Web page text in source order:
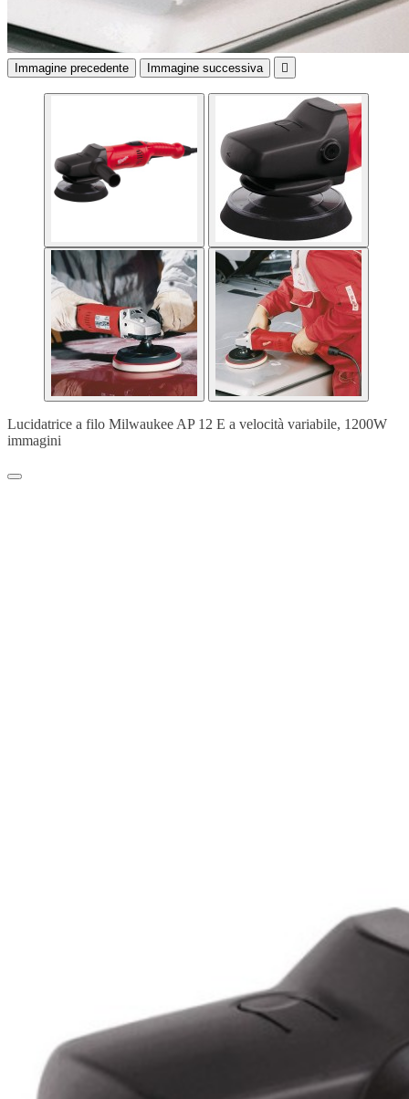
Immagine precedente Immagine successiva 
Lucidatrice a filo Milwaukee AP 12 E a velocità variabile, 1200W
immagini